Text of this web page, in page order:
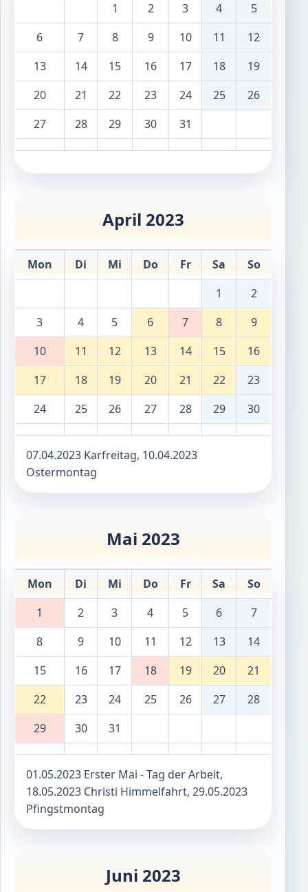
1
2 3 4
5
6
7 8 9 10 11
12
13
14 15 16 17 18
19
20
21 22 23 24 25
26
27
28 29 30 31
April 2023
Mon Di Mi Do Fr Sa
So
1
2
3
4 5 6 7 8
9
10
11 12 13 14 15
16
17
18 19 20 21 22
23
24
25 26 27 28 29 30
07.04.2023 Karfreitag, 10.04.2023
Ostermontag
Mai 2023
Mon Di Mi Do Fr Sa
So
1
2 3 4 5 6
7
8
9 10 11 12 13
14
15
16 17 18 19 20
21
22
23 24 25 26 27
28
29
30 31
01.05.2023 Erster Mai - Tag der Arbeit,
18.05.2023 Christi Himmelfahrt, 29.05.2023
Pfingstmontag
Juni 2023